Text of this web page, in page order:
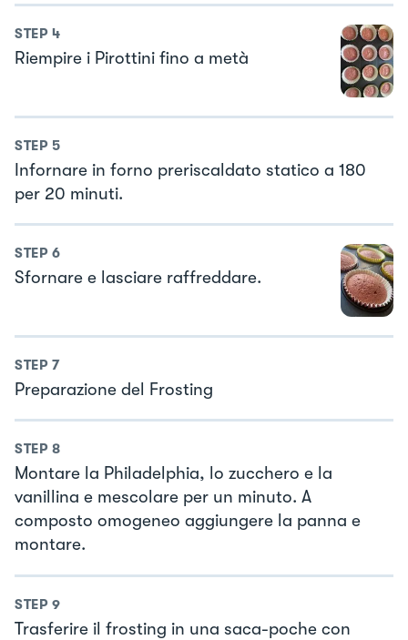
STEP 4
Riempire i Pirottini fino a metà
STEP 5
Infornare in forno preriscaldato statico a 180
per 20 minuti.
STEP 6
Sfornare e lasciare raffreddare.
STEP 7
Preparazione del Frosting
STEP 8
Montare la Philadelphia, lo zucchero e la
vanillina e mescolare per un minuto. A
composto omogeneo aggiungere la panna e
montare.
STEP 9
Trasferire il frosting in una saca-poche con